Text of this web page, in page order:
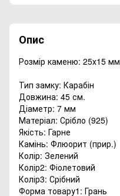
Опис
Розмір каменю: 25х15 мм
Тип замку: Карабін
Довжина: 45 см.
Діаметр: 7 мм
Матеріал: Срібло (925)
Якість: Гарне
Камінь: Флюорит (прир.)
Колір: Зелений
Колір2: Фіолетовий
Колір3: Срібний
Форма товару1: Грань